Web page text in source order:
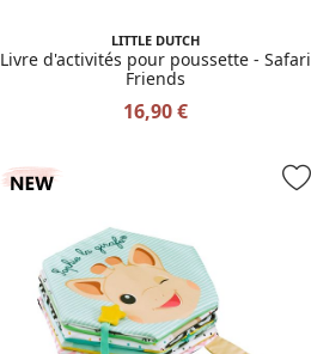
LITTLE DUTCH
Livre d'activités pour poussette - Safari
Friends
16,90 €